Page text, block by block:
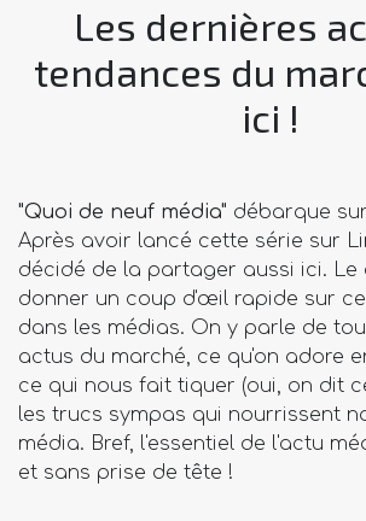
Les dernières
tendances du
ici !
"Quoi de neuf média" débarque
Après avoir lancé cette série sur
décidé de la partager aussi ici. Le
donner un coup d'œil rapide sur
dans les médias. On y parle de
actus du marché, ce qu'on adore
ce qui nous fait tiquer (oui, on dit
les trucs sympas qui nourrissent
média. Bref, l'essentiel de l'actu
et sans prise de tête !